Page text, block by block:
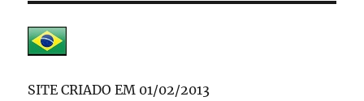
SITE CRIADO EM 01/02/2013